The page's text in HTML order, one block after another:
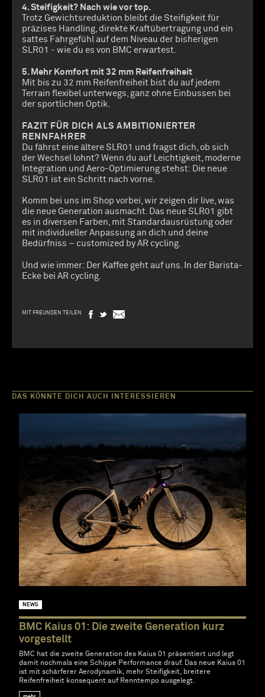
4. Steifigkeit? Nach wie vor top.
Trotz Gewichtsreduktion bleibt die Steifigkeit für
präzises Handling, direkte Kraftübertragung und ein
sattes Fahrgefühl auf dem Niveau der bisherigen
SLR01 - wie du es von BMC erwartest.
5. Mehr Komfort mit 32 mm Reifenfreiheit
Mit bis zu 32 mm Reifenfreiheit bist du auf jedem
Terrain flexibel unterwegs, ganz ohne Einbussen bei
der sportlichen Optik.
FAZIT FÜR DICH ALS AMBITIONIERTER
RENNFAHRER
Du fährst eine ältere SLR01 und fragst dich, ob sich
der Wechsel lohnt? Wenn du auf Leichtigkeit, moderne
Integration und Aero-Optimierung stehst: Die neue
SLR01 ist ein Schritt nach vorne.
Komm bei uns im Shop vorbei, wir zeigen dir live, was
die neue Generation ausmacht. Das neue SLR01 gibt
es in diversen Farben, mit Standardausrüstung oder
mit individueller Anpassung an dich und deine
Bedürfniss – customized by AR cycling.
Und wie immer: Der Kaffee geht auf uns. In der Barista-
Ecke bei AR cycling.
MIT FREUNDEN TEILEN
DAS KÖNNTE DICH AUCH INTERESSIEREN
NEWS
BMC Kaius 01: Die zweite Generation kurz
vorgestellt
BMC hat die zweite Generation des Kaius 01 präsentiert und legt
damit nochmals eine Schippe Performance drauf. Das neue Kaius 01
ist mit schärferer Aerodynamik, mehr Steifigkeit, breitere
Reifenfreiheit konsequent auf Renntempo ausgelegt.